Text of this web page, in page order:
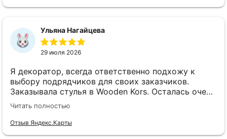
Ульяна Нагайцева
29 июля 2026
Я декоратор, всегда ответственно подхожу к
выбору подрядчиков для своих заказчиков.
Заказывала стулья в Wooden Kors. Осталась очень
довольна качеством, скоростью исполнения,
доставкой! А особенно
клиентоориентированностью менеджеров. Все
Читать полностью
Отзыв Яндекс.Карты